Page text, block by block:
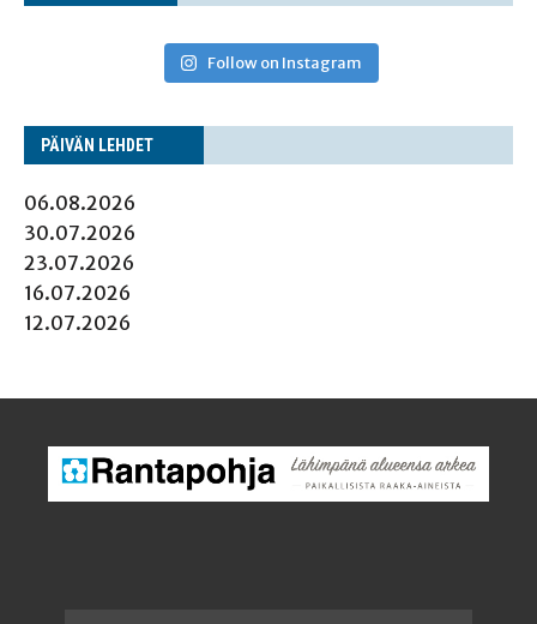
Follow on Instagram
PÄI­VÄN LEHDET
06.08.2026
30.07.2026
23.07.2026
16.07.2026
12.07.2026